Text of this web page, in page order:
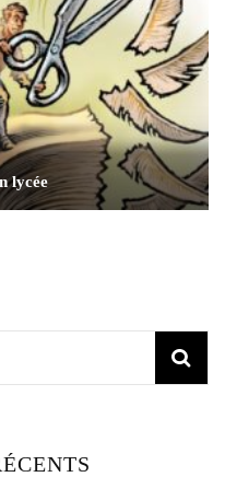
lycée